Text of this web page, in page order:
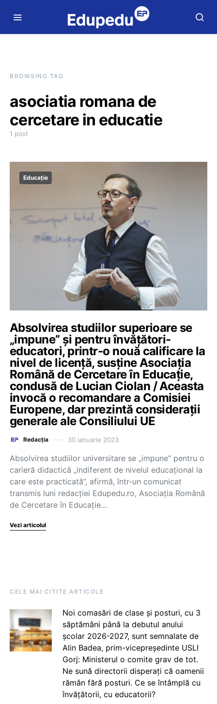
BROWSING TAG
asociatia romana de
cercetare in educatie
1 post
Educație
Absolvirea studiilor superioare se
„impune” și pentru învățători-
educatori, printr-o nouă calificare la
nivel de licență, susține Asociația
Română de Cercetare în Educație,
condusă de Lucian Ciolan / Aceasta
invocă o recomandare a Comisiei
Europene, dar prezintă considerații
generale ale Consiliului UE
Redacția 30 ianuarie 2023
Absolvirea studiilor universitare se „impune” pentru o
carieră didactică „indiferent de nivelul educațional la
care este practicată”, afirmă, într-un comunicat
transmis luni redacției Edupedu.ro, Asociația Română
de Cercetare în Educație…
Vezi articolul
CELE MAI CITITE ARTICOLE
Noi comasări de clase și posturi, cu 3
săptămâni până la debutul anului
școlar 2026-2027, sunt semnalate de
Alin Badea, prim-vicepreședinte USLI
Gorj: Ministerul o comite grav de tot.
Ne sună directorii disperați că oamenii
rămân fără posturi. Ce se întâmplă cu
învățătorii, cu educatorii?